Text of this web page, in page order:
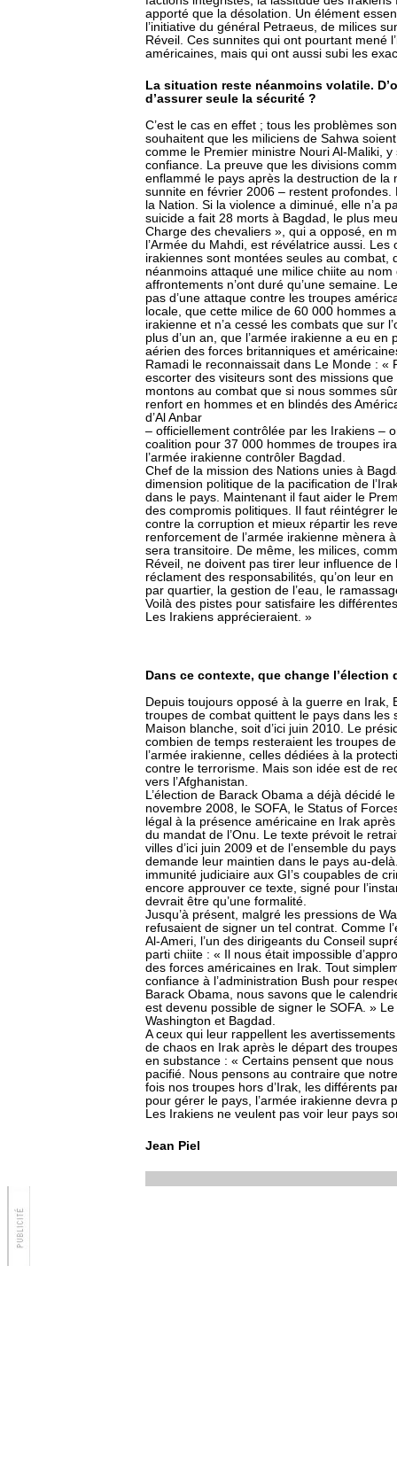
apporté que la désolation. Un élément
l’initiative du général Petraeus, de milices
Réveil. Ces sunnites qui ont pourtant mené
américaines, mais qui ont aussi subi les
La situation reste néanmoins volatile.
d’assurer seule la sécurité ?
C’est le cas en effet ; tous les problèmes
souhaitent que les miliciens de Sahwa
comme le Premier ministre Nouri Al-Maliki,
confiance. La preuve que les divisions
enflammé le pays après la destruction de la
sunnite en février 2006 – restent
la Nation. Si la violence a diminué, elle n’a
suicide a fait 28 morts à Bagdad, le plus
Charge des chevaliers », qui a opposé, en
l’Armée du Mahdi, est révélatrice aussi.
irakiennes sont montées seules au combat,
néanmoins attaqué une milice chiite au nom
affrontements n’ont duré qu’une semaine.
pas d’une attaque contre les troupes
locale, que cette milice de 60 000 hommes
irakienne et n’a cessé les combats que sur
plus d’un an, que l’armée irakienne a eu
aérien des forces britanniques et
Ramadi le reconnaissait dans Le Monde :
escorter des visiteurs sont des missions
montons au combat que si nous sommes
renfort en hommes et en blindés des
d’Al Anbar
– officiellement contrôlée par les Irakiens –
coalition pour 37 000 hommes de troupes
l’armée irakienne contrôler Bagdad.
Chef de la mission des Nations unies à
dimension politique de la pacification de
dans le pays. Maintenant il faut aider le
des compromis politiques. Il faut réintégrer
contre la corruption et mieux répartir les
renforcement de l’armée irakienne mènera
sera transitoire. De même, les milices,
Réveil, ne doivent pas tirer leur influence
réclament des responsabilités, qu’on leur
par quartier, la gestion de l’eau, le
Voilà des pistes pour satisfaire les
Les Irakiens apprécieraient. »
Dans ce contexte, que change l’élection
Depuis toujours opposé à la guerre en Irak,
troupes de combat quittent le pays dans les
Maison blanche, soit d’ici juin 2010. Le
combien de temps resteraient les troupes
l’armée irakienne, celles dédiées à la
contre le terrorisme. Mais son idée est de
vers l’Afghanistan.
L’élection de Barack Obama a déjà décidé
novembre 2008, le SOFA, le Status of
légal à la présence américaine en Irak
du mandat de l’Onu. Le texte prévoit le
villes d’ici juin 2009 et de l’ensemble du
demande leur maintien dans le pays au-
immunité judiciaire aux GI’s coupables de
encore approuver ce texte, signé pour
devrait être qu’une formalité.
Jusqu’à présent, malgré les pressions de
refusaient de signer un tel contrat. Comme
Al-Ameri, l’un des dirigeants du Conseil
parti chiite : « Il nous était impossible
des forces américaines en Irak. Tout
confiance à l’administration Bush pour
Barack Obama, nous savons que le
est devenu possible de signer le SOFA. »
Washington et Bagdad.
A ceux qui leur rappellent les
de chaos en Irak après le départ des
en substance : « Certains pensent que
pacifié. Nous pensons au contraire que
fois nos troupes hors d’Irak, les différents
pour gérer le pays, l’armée irakienne devra
Les Irakiens ne veulent pas voir leur pays
Jean Piel